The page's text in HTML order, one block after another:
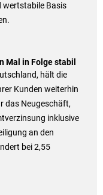
wertstabile Basis
Mal in Folge stabil
hält die
Kunden weiterhin
das Neugeschäft,
inklusive
an den
bei 2,55